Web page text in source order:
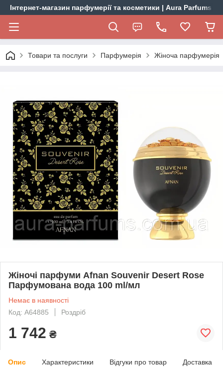
Інтернет-магазин парфумерії та косметики | Aura Parfums
Товари та послуги Парфумерія Жіноча парфумерія
Жіночі парфуми Afnan Souvenir Desert Rose
Парфумована вода 100 ml/мл
Немає в наявності
Код: A64885
Роздріб
1 742 ₴
Опис Характеристики Відгуки про товар Доставка